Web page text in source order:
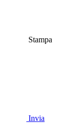
Stampa
Invia